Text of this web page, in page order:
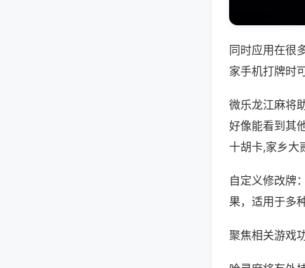
同时应用在很
家手机打牌时
微乐龙江麻将
好像能看到其
十胡卡,家乡大
自定义修改牌
果，适用于多
聚焦相关游戏